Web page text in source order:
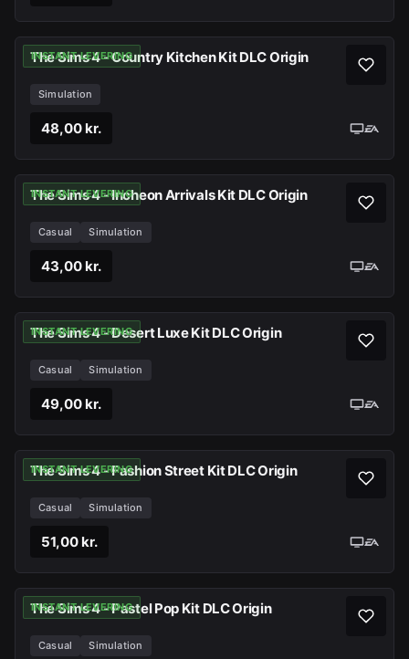
INSTANT LEVERING
The Sims 4 - Country Kitchen Kit DLC Origin
Simulation
48,00 kr.
INSTANT LEVERING
The Sims 4 - Incheon Arrivals Kit DLC Origin
Casual Simulation
43,00 kr.
INSTANT LEVERING
The Sims 4 - Desert Luxe Kit DLC Origin
Casual Simulation
49,00 kr.
INSTANT LEVERING
The Sims 4 - Fashion Street Kit DLC Origin
Casual Simulation
51,00 kr.
INSTANT LEVERING
The Sims 4 - Pastel Pop Kit DLC Origin
Casual Simulation